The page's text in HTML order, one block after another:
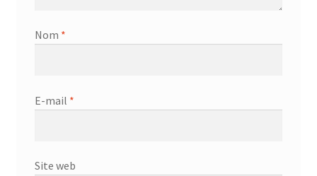
Nom *
E-mail *
Site web